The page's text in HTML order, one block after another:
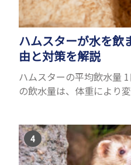
ハムスターが水を飲
由と対策を解説
ハムスターの平均飲水量
の飲水量は、体重により
15c...